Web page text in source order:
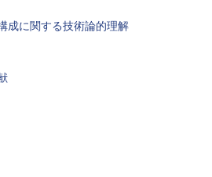
成に関する技術論的理解